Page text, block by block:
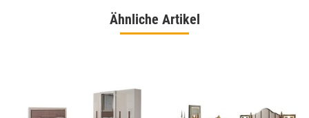
Ähnliche Artikel